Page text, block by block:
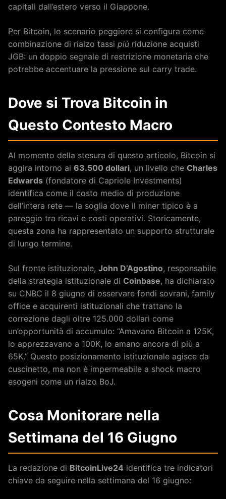
capitali dall’estero verso il Giappone.
Per Bitcoin, lo scenario peggiore si configura come
combinazione di rialzo tassi più riduzione acquisti
JGB: un doppio segnale di restrizione monetaria che
potrebbe accentuare la pressione sul carry trade.
Dove si Trova Bitcoin in
Questo Contesto Macro
Al momento della stesura di questo articolo, Bitcoin si
aggira intorno ai 63.500 dollari, un livello che Charles
Edwards (fondatore di Capriole Investments)
identifica come il costo medio di produzione
dell’intera rete — la soglia dove il miner tipico è a
pareggio tra ricavi e costi operativi. Storicamente,
questa zona ha rappresentato un supporto strutturale
di lungo termine.
Sul fronte istituzionale, John D’Agostino, responsabile
della strategia istituzionale di Coinbase, ha dichiarato
su CNBC il 8 giugno di osservare fondi sovrani, family
office e acquirenti istituzionali che trattano la
correzione dagli oltre 125.000 dollari come
un’opportunità di accumulo: “Amavano Bitcoin a 125K,
lo apprezzavano a 100K, lo amano ancora di più a
65K.” Questo posizionamento istituzionale agisce da
cuscinetto, ma non è impermeabile a shock macro
esogeni come un rialzo BoJ.
Cosa Monitorare nella
Settimana del 16 Giugno
La redazione di BitcoinLive24 identifica tre indicatori
chiave da seguire nella settimana del 16 giugno: